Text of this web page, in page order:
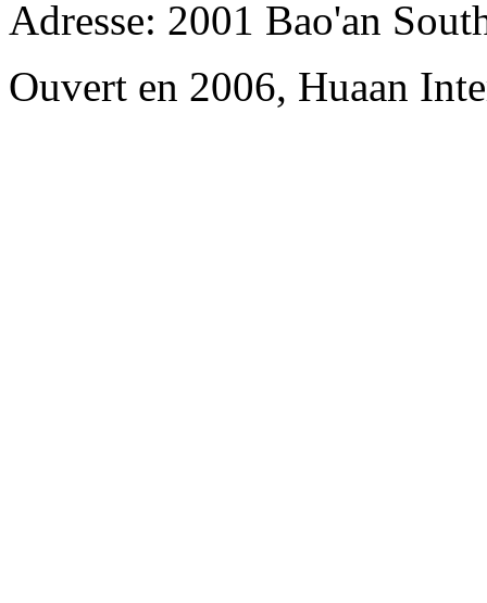
Adresse: 2001 Bao'an
Ouvert en 2006, Huaan